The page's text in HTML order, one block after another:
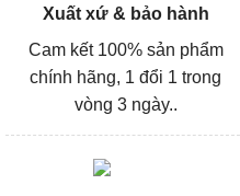
Xuất xứ & bảo hành
Cam kết 100% sản phẩm
chính hãng, 1 đổi 1 trong
vòng 3 ngày..